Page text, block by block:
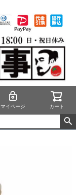
マイページ カート